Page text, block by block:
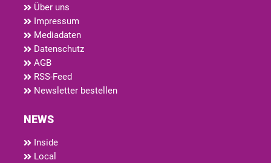
Über uns
Impressum
Mediadaten
Datenschutz
AGB
RSS-Feed
Newsletter bestellen
NEWS
Inside
Local